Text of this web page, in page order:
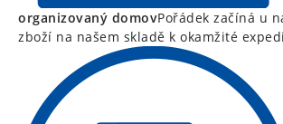
organizovaný domovPořádek začíná u
zboží na našem skladě k okamžité